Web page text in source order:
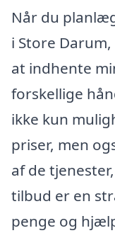
Når du
i Store
at indhente
forskellige
ikke kun
priser, men
af de
tilbud er en
penge og